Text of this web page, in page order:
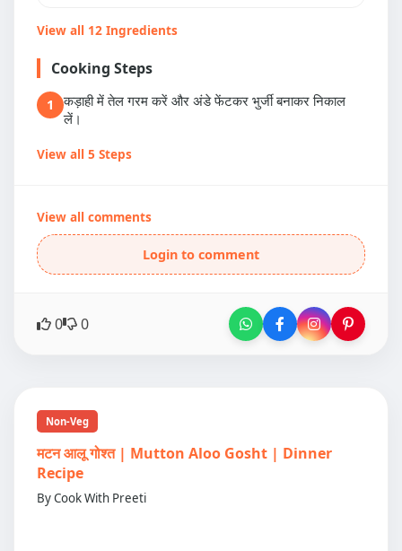
View all 12 Ingredients
Cooking Steps
1
कड़ाही में तेल गरम करें और अंडे फेंटकर भुर्जी बनाकर निकाल
लें।
View all 5 Steps
View all comments
Login to comment
0 0
Non-Veg
मटन आलू गोश्त | Mutton Aloo Gosht | Dinner
Recipe
By Cook With Preeti